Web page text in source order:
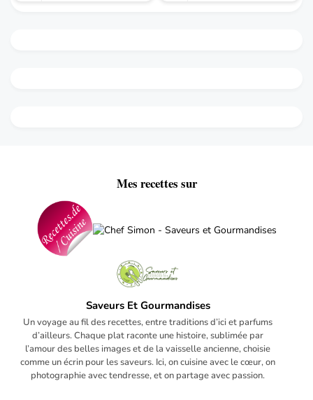
Mes recettes sur
Saveurs Et Gourmandises
Un voyage au fil des recettes, entre traditions d’ici et parfums
d’ailleurs. Chaque plat raconte une histoire, sublimée par
l’amour des belles images et de la vaisselle ancienne, choisie
comme un écrin pour les saveurs. Ici, on cuisine avec le cœur, on
photographie avec tendresse, et on partage avec passion.